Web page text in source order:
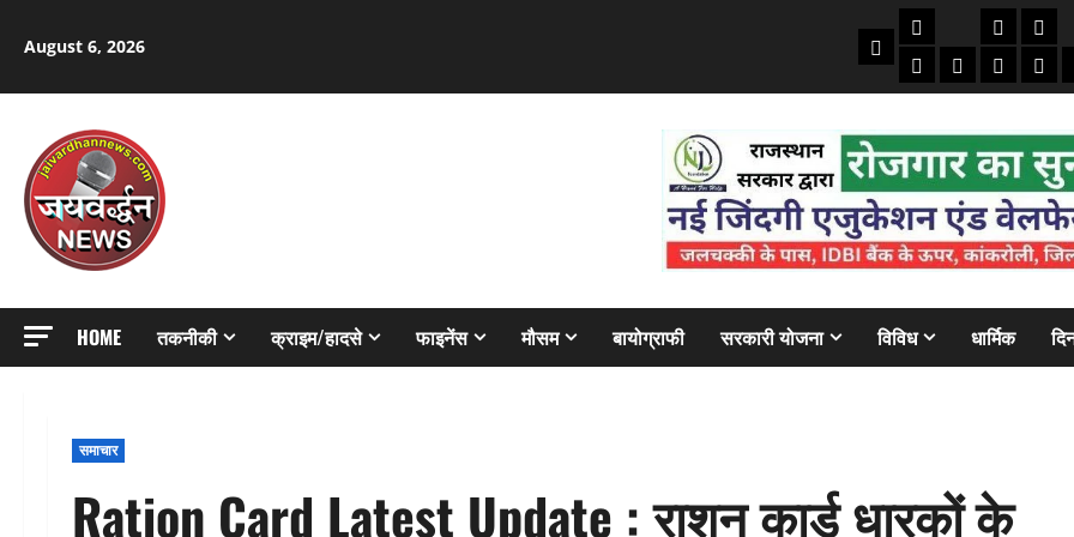
August 6, 2026 Home
तकनीकी
ऑटो
मोबाइल
क्राइम/
अजबबैंक
HOME तकनीकी क्राइम/हादसे फाइनेंस मौसम बायोग्राफी सरकारी योजना विविध धार्मिक
समाचार
Ration Card Latest Update : राशन कार्ड धारकों के